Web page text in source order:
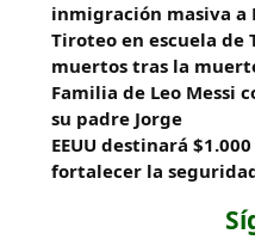
inmigración masiva a
Tiroteo en escuela de
muertos tras la
Familia de Leo Messi
su padre Jorge
EEUU destinará
fortalecer la